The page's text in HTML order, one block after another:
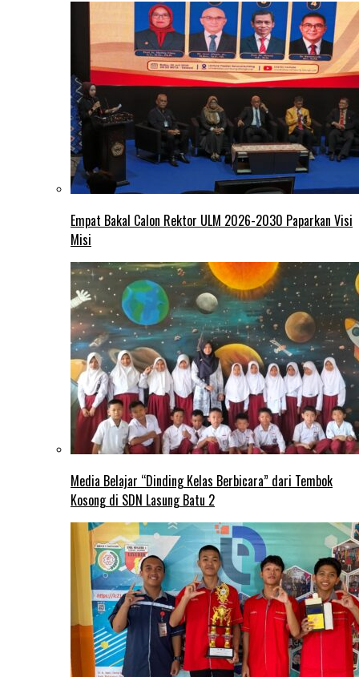
Empat Bakal Calon Rektor ULM 2026-2030 Paparkan Visi
Misi
Media Belajar “Dinding Kelas Berbicara” dari Tembok
Kosong di SDN Lasung Batu 2